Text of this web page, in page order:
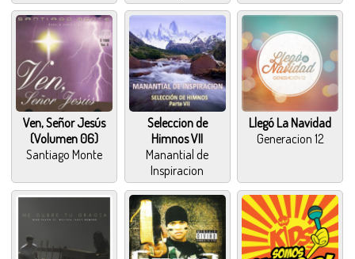
Ven, Señor Jesús
(Volumen 06)
Santiago Monte
Seleccion de
Himnos VII
Manantial de
Inspiracion
Llegó La Navidad
Generacion 12